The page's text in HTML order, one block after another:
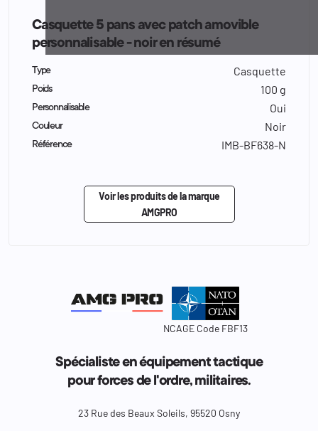
Casquette 5 pans avec patch amovible
personnalisable - noir en résumé
Type Casquette
Poids 100 g
Personnalisable Oui
Couleur Noir
Référence IMB-BF638-N
Voir les produits de la marque
AMGPRO
NCAGE Code FBF13
Spécialiste en équipement tactique
pour forces de l'ordre, militaires.
23 Rue des Beaux Soleils, 95520 Osny